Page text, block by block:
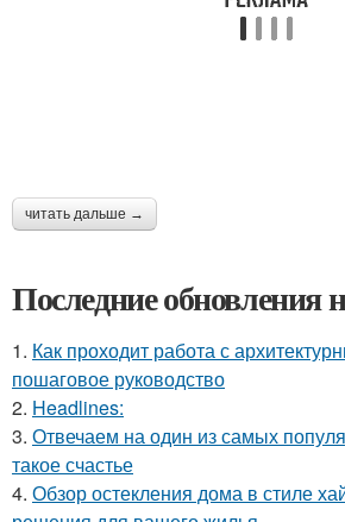
читать дальше →
Последние обновления
1. Как проходит работа с
пошаговое руководство
2. Headlines:
3. Отвечаем на один из самых
такое счастье
4. Обзор остекления дома в стиле